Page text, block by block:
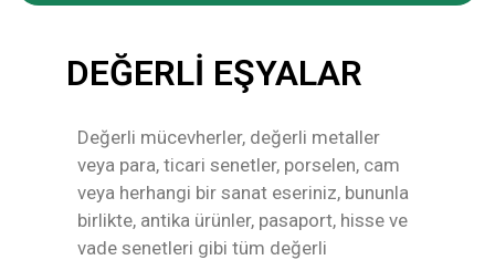
DEĞERLİ EŞYALAR
Değerli mücevherler, değerli metaller
veya para, ticari senetler, porselen, cam
veya herhangi bir sanat eseriniz, bununla
birlikte, antika ürünler, pasaport, hisse ve
vade senetleri gibi tüm değerli